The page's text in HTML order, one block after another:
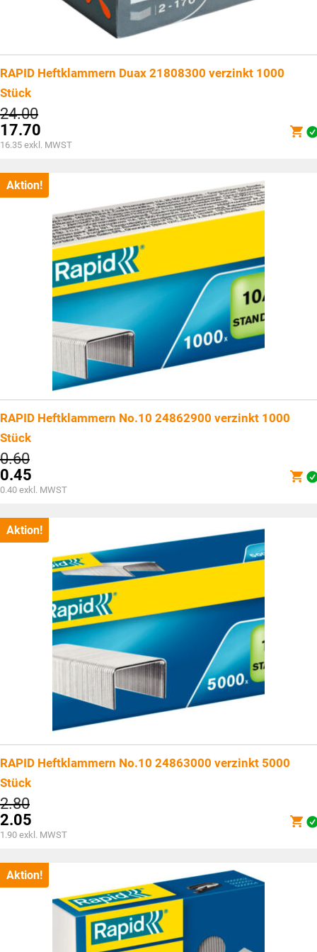
RAPID Heftklammern Duax 21808300 verzinkt 1000
Stück
24.00Ursprünglicher
Preis
war:
CHF24.00
17.70
Aktueller
ist:
CHF17.70.
16.35 exkl. MWST
Aktion!
RAPID Heftklammern No.10 24862900 verzinkt 1000
Stück
0.60Ursprünglicher
Preis
war:
CHF0.60
0.45
Aktueller
ist:
CHF0.45.
0.40 exkl. MWST
Aktion!
RAPID Heftklammern No.10 24863000 verzinkt 5000
Stück
2.80Ursprünglicher
Preis
war:
CHF2.80
2.05
Aktueller
ist:
CHF2.05.
1.90 exkl. MWST
Aktion!